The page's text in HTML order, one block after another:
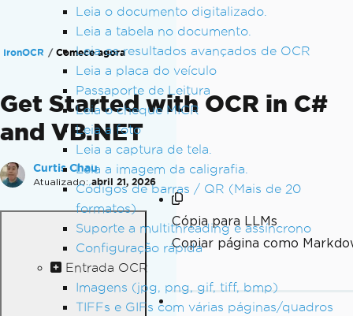
Leia o documento digitalizado.
Leia a tabela no documento.
Leia os resultados avançados de OCR
Leia a placa do veículo
Passaporte de Leitura
Leia o cheque MICR
Leia a foto
Leia a captura de tela.
Leia a imagem da caligrafia.
Códigos de barras / QR (Mais de 20
formatos)
Suporte a multithreading e assíncrono
Configuração rápida
Entrada OCR
Imagens (jpg, png, gif, tiff, bmp)
TIFFs e GIFs com várias páginas/quadros
IronOCR Comece agora
Get Started with OCR in C#
and VB.NET
Curtis Chau
Atualizado: abril 21, 2026
Cópia para LLMs
Copiar página como